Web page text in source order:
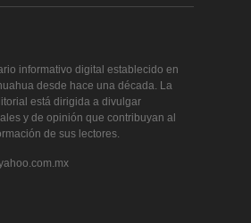
informativo digital establecido en
desde hace una década. La
está dirigida a divulgar
y de opinión que contribuyan al
de sus lectores.